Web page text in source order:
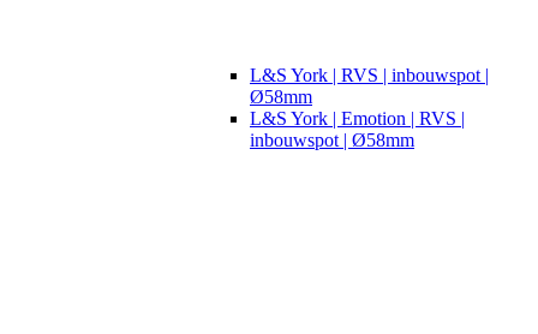
L&S York | RVS | inbouwspot |
Ø58mm
L&S York | Emotion | RVS |
inbouwspot | Ø58mm